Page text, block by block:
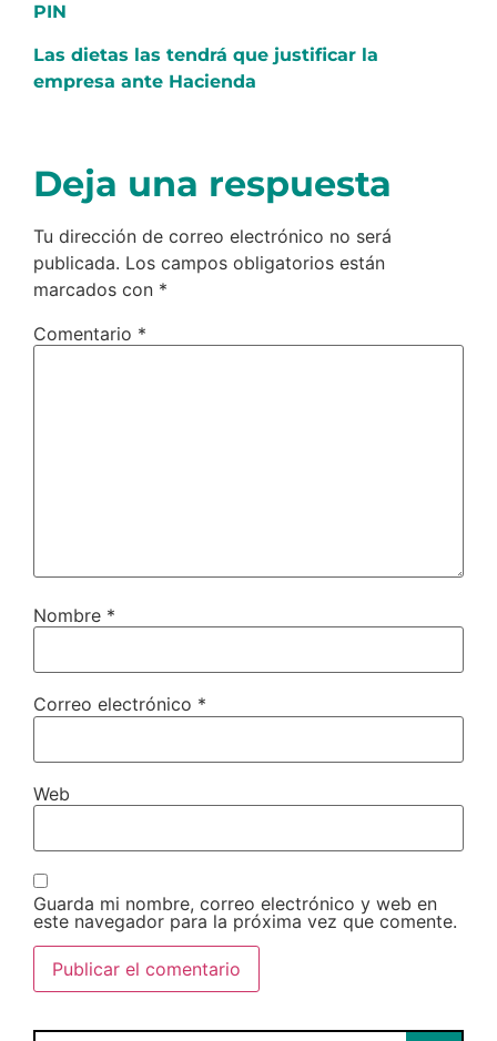
PIN
Las dietas las tendrá que justificar la
empresa ante Hacienda
Deja una respuesta
Tu dirección de correo electrónico no será
publicada. Los campos obligatorios están
marcados con *
Comentario *
Nombre *
Correo electrónico *
Web
Guarda mi nombre, correo electrónico y web en
este navegador para la próxima vez que comente.